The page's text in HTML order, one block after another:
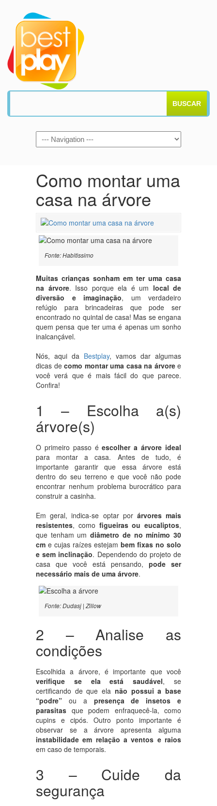
BUSCAR
Como montar uma
casa na árvore
Fonte: Habitissimo
Muitas crianças sonham em ter uma casa
na árvore. Isso porque ela é um local de
diversão e imaginação, um verdadeiro
refúgio para brincadeiras que pode ser
encontrado no quintal de casa! Mas se engana
quem pensa que ter uma é apenas um sonho
inalcançável.
Nós, aqui da Bestplay, vamos dar algumas
dicas de como montar uma casa na árvoree
você verá que é mais fácil do que parece.
Confira!
1 – Escolha a(s)
árvore(s)
O primeiro passo éescolher a árvore ideal
para montar a casa. Antes de tudo, é
importante garantir que essa árvore está
dentro do seu terreno e que você não pode
encontrar nenhum problema burocrático para
construir a casinha.
Em geral, indica-se optar por árvores mais
resistentes, como figueiras ou eucaliptos,
que tenham umdiâmetro de no mínimo 30
cm e cujas raízes estejam bem fixas no solo
e sem inclinação. Dependendo do projeto de
casa que você está pensando, pode ser
necessário mais de uma árvore.
Fonte: Dudasj | Zillow
2 – Analise as
condições
Escolhida a árvore, é importante que você
verifique se ela está saudável, se
certificando de que ela não possui a base
“podre” ou a presença de insetos e
parasitas que podem enfraquecê-la, como
cupins e cipós. Outro ponto importante é
observar se a árvore apresenta alguma
instabilidade em relação a ventos e raios
em caso de temporais.
3 – Cuide da
segurança